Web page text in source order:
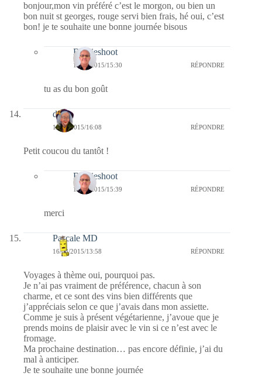
bonjour,mon vin préféré c’est le morgon, ou bien un
bon nuit st georges, rouge servi bien frais, hé oui, c’est
bon! je te souhaite une bonne journée bisous
Bernieshoot
17/03/2015/15:30 RÉPONDRE
tu as du bon goût
dom
16/03/2015/16:08 RÉPONDRE
Petit coucou du tantôt !
Bernieshoot
17/03/2015/15:39 RÉPONDRE
merci
Pascale MD
16/03/2015/13:58 RÉPONDRE
Voyages à thème oui, pourquoi pas.
Je n’ai pas vraiment de préférence, chacun à son
charme, et ce sont des vins bien différents que
j’appréciais selon ce que j’avais dans mon assiette.
Comme je suis à présent végétarienne, j’avoue que je
prends moins de plaisir avec le vin si ce n’est avec le
fromage.
Ma prochaine destination… pas encore définie, j’ai du
mal à anticiper.
Je te souhaite une bonne journée